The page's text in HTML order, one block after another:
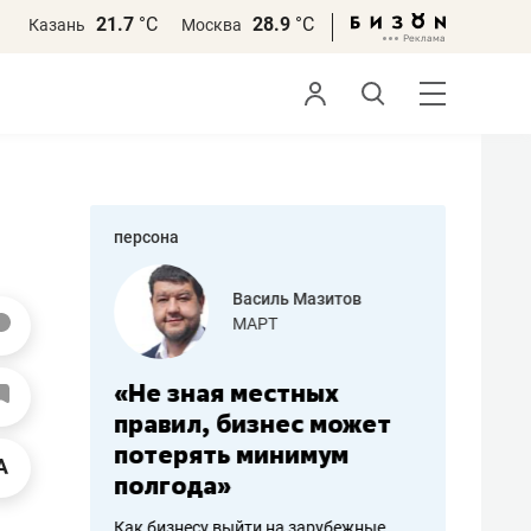
Казань 21.7 °С Москва 28.9 °С
персона
работа
Василь Мазитов
МАРТ
«Не зная местных
правил, бизнес может
потерять минимум
полгода»